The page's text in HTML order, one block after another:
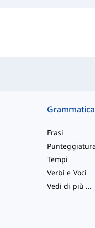
Grammatica
Frasi
Tempi
Verbi e Voci
Vedi di più ...